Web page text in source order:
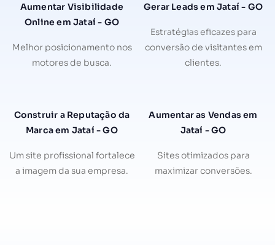
Aumentar Visibilidade
Online em Jataí - GO
Melhor posicionamento nos
motores de busca.
Gerar Leads em Jataí - GO
Estratégias eficazes para
conversão de visitantes em
clientes.
Construir a Reputação da
Marca em Jataí - GO
Um site profissional fortalece
a imagem da sua empresa.
Aumentar as Vendas em
Jataí - GO
Sites otimizados para
maximizar conversões.